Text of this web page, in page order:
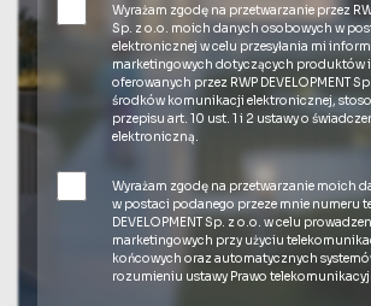
Wyrażam zgodę na przetwarzanie przez
Sp. z o.o. moich danych osobowych w
elektronicznej w celu przesyłania mi
marketingowych dotyczących produktów i
oferowanych przez RWP DEVELOPMENT
środków komunikacji elektronicznej,
przepisu art. 10 ust. 1 i 2 ustawy o
elektroniczną.
Wyrażam zgodę na przetwarzanie moich
w postaci podanego przeze mnie numeru
DEVELOPMENT Sp. z o.o. w celu
marketingowych przy użyciu
końcowych oraz automatycznych
rozumieniu ustawy Prawo